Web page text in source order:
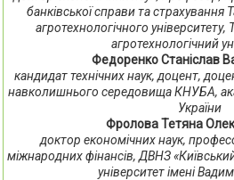
банківської справи та страхування
агротехнологічного
агротехнологічний
Федоренко Станіслав
кандидат технічних наук, доцент,
навколишнього середовища КНУБА,
України
Фролова Тетяна
доктор економічних наук,
міжнародних фінансів, ДВНЗ
університет імені